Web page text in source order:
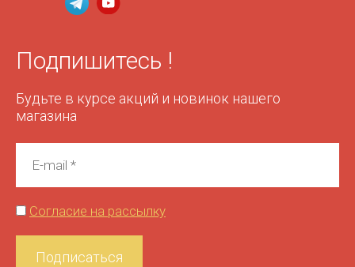
Подпишитесь !
Будьте в курсе акций и новинок нашего
магазина
Согласие на рассылку
Подписаться